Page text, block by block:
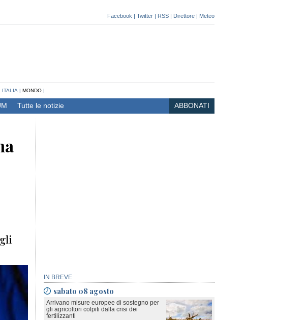
Facebook | Twitter | RSS | Direttore | Meteo
ITALIA | MONDO |
Tutte le notizie ABBONATI
IN BREVE
sabato 08 agosto
Arrivano misure europee di sostegno per
gli agricoltori colpiti dalla crisi dei
fertilizzanti